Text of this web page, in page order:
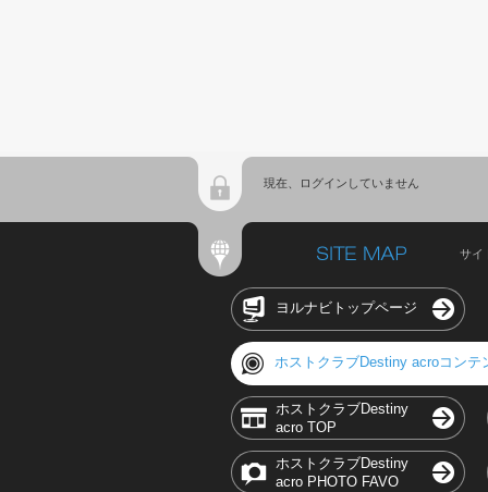
現在、ログインしていません
サイ
ヨルナビトップページ
ホストクラブDestiny acroコンテ
ホストクラブDestiny
acro TOP
ホストクラブDestiny
acro PHOTO FAVO